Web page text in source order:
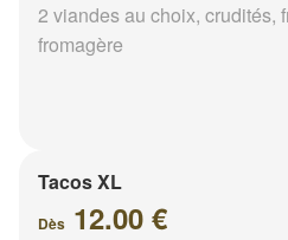
2 viandes au choix, crudités,
fromagère
Tacos XL
Dès 12.00 €